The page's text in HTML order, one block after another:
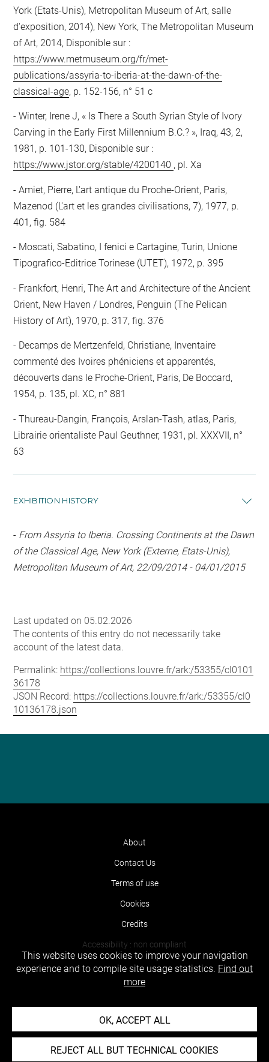
York (Etats-Unis), Metropolitan Museum of Art, salle
d'exposition, 2014), New York, The Metropolitan Museum
of Art, 2014, Disponible sur :
https://www.metmuseum.org/fr/met-
publications/assyria-to-iberia-at-the-dawn-of-the-
classical-age, p. 152-156, n° 51 c
Winter, Irene J, « Is There a South Syrian Style of Ivory
Carving in the Early First Millennium B.C.? », Iraq, 43, 2,
1981, p. 101-130, Disponible sur :
https://www.jstor.org/stable/4200140 , pl. Xa
Amiet, Pierre, L'art antique du Proche-Orient, Paris,
Mazenod (L'art et les grandes civilisations, 7), 1977, p.
401, fig. 584
Moscati, Sabatino, I fenici e Cartagine, Turin, Unione
Tipografico-Editrice Torinese (UTET), 1972, p. 395
Frankfort, Henri, The Art and Architecture of the Ancient
Orient, New Haven / Londres, Penguin (The Pelican
History of Art), 1970, p. 317, fig. 376
Decamps de Mertzenfeld, Christiane, Inventaire
commenté des Ivoires phéniciens et apparentés,
découverts dans le Proche-Orient, Paris, De Boccard,
1954, p. 135, pl. XC, n° 881
Thureau-Dangin, François, Arslan-Tash, atlas, Paris,
Librairie orientaliste Paul Geuthner, 1931, pl. XXXVII, n°
63
EXHIBITION HISTORY
- From Assyria to Iberia. Crossing Continents at the Dawn
of the Classical Age, New York (Externe, Etats-Unis),
Metropolitan Museum of Art, 22/09/2014 - 04/01/2015
Last updated on 05.02.2026
The contents of this entry do not necessarily take
account of the latest data.
Permalink: https://collections.louvre.fr/ark:/53355/cl0101
36178
JSON Record: https://collections.louvre.fr/ark:/53355/cl0
10136178.json
About
Contact Us
Terms of use
Cookies
Credits
Accessibility : non compliant
This website uses cookies to improve your navigation
experience and to compile site usage statistics. Find out
more
OK, ACCEPT ALL
REJECT ALL BUT TECHNICAL COOKIES